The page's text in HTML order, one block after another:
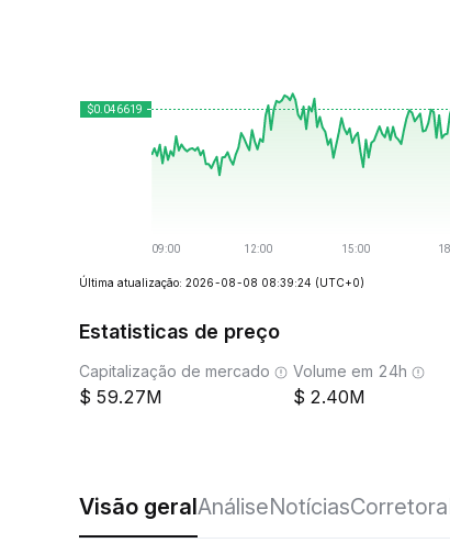
Última atualização: 2026-08-08 08:39:24 (UTC+0)
Estatisticas de preço
Capitalização de mercado
59.27M
Volume em 24h
2.40M
Visão geralAnáliseNotíciasCorretora